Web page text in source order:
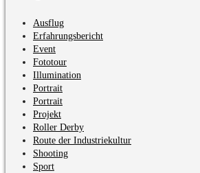
Ausflug
Erfahrungsbericht
Event
Fototour
Illumination
Portrait
Portrait
Projekt
Roller Derby
Route der Industriekultur
Shooting
Sport